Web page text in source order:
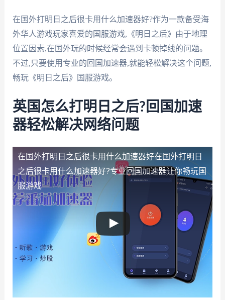
在国外打明日之后很卡用什么加速器好?作为一款备受海
外华人游戏玩家喜爱的国服游戏,《明日之后》由于地理
位置因素,在国外玩的时候经常会遇到卡顿掉线的问题。
不过,只要使用专业的回国加速器,就能轻松解决这个问题,
畅玩《明日之后》国服游戏。
英国怎么打明日之后?回国加速
器轻松解决网络问题
在国外打明日之后很卡用什么加速器好在国外打明日
之后很卡用什么加速器好?专业回国加速器让你畅玩国
服游戏